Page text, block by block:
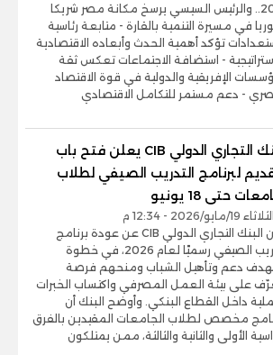
2026.. والرئيس السيسي يرسخ مكانة مصر شريكا
في مسيرة التنمية بالقارة - متابعة رئاسية
تؤكد أهمية الحدث وأبعاده الاقتصادية
- استضافة الاجتماعات تعكس ثقة
الإفريقية والدولية في قوة الاقتصاد
- دعم مستمر للتكامل الاقتصادي
البنك التجاري الدولي CIB يعلن فتح باب
لبرنامج التدريب الصيفي لطلاب
حتى 18 يونيو
الثلاثاء 19/مايو/2026 - 12:34 م
أعلن البنك التجاري الدولي CIB عن عودة برنامج
التدريب الصيفي رسميًا لعام 2026، في خطوة
دعم وتأهيل الشباب ومنحهم فرصة
على بيئة العمل المصرفي واكتساب الخبرات
داخل القطاع البنكي. وأوضح البنك أن
مخصص لطلاب الجامعات المقيدين بالفرق
الأولى والثانية والثالثة، ممن يمتلكون